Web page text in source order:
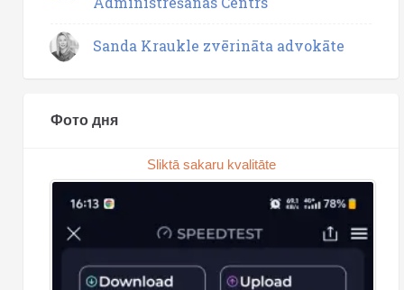
Sanda Kraukle zvērināta advokāte
Фото дня
Sliktā sakaru kvalitāte